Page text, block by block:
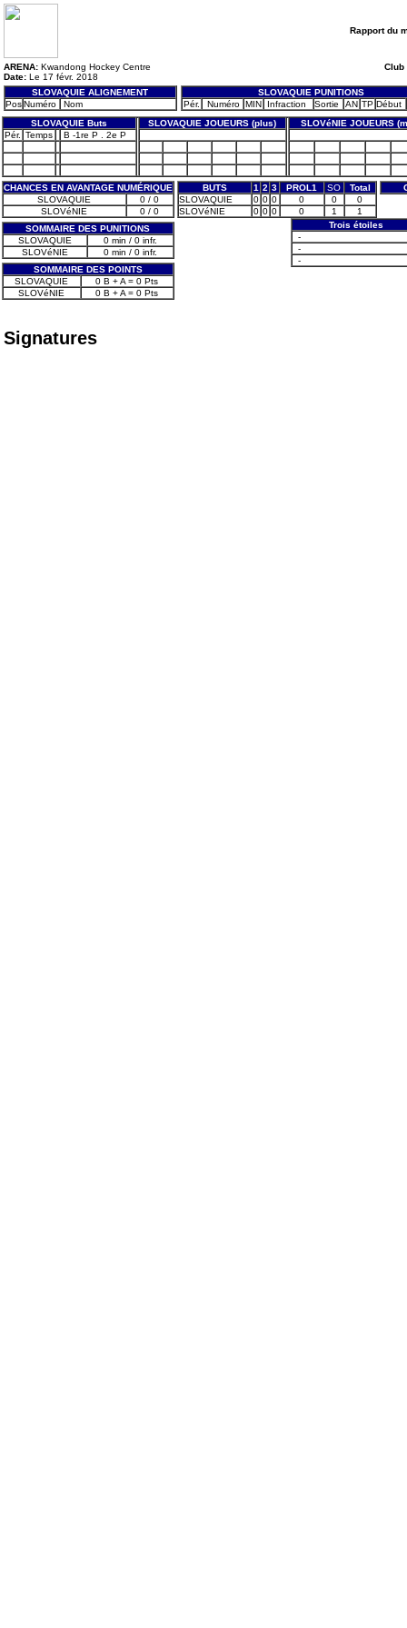
Rapport du
ARENA: Kwandong Hockey Centre
Date: Le 17 févr. 2018
Club
SLOVAQUIE ALIGNEMENT
PosNuméro Nom
SLOVAQUIE PUNITIONS
Pér.
Numéro MIN Infraction Sortie AN TP Début
SLOVAQUIE Buts
SLOVAQUIE JOUEURS (plus)
SLOVéNIE JOUEURS
Pér. Temps B -1re P . 2e P
CHANCES EN AVANTAGE NUMÉRIQUE
SLOVAQUIE
0 / 0
SLOVéNIE
0 / 0
SOMMAIRE DES PUNITIONS
SLOVAQUIE
0 min / 0 infr.
SLOVéNIE
0 min / 0 infr.
SOMMAIRE DES POINTS
SLOVAQUIE
0 B + A = 0 Pts
SLOVéNIE
0 B + A = 0 Pts
BUTS 1 2 3 PROL1 SO
Total
SLOVAQUIE
0 0 0 0 0
0
SLOVéNIE
0 0 0 0 1 1
Trois étoiles
-
-
-
Signatures